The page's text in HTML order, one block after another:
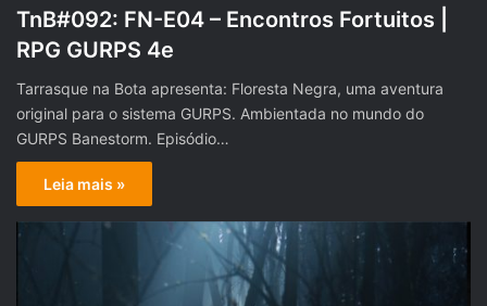
TnB#092: FN-E04 – Encontros Fortuitos |
RPG GURPS 4e
Tarrasque na Bota apresenta: Floresta Negra, uma aventura
original para o sistema GURPS. Ambientada no mundo do
GURPS Banestorm. Episódio…
Leia mais »